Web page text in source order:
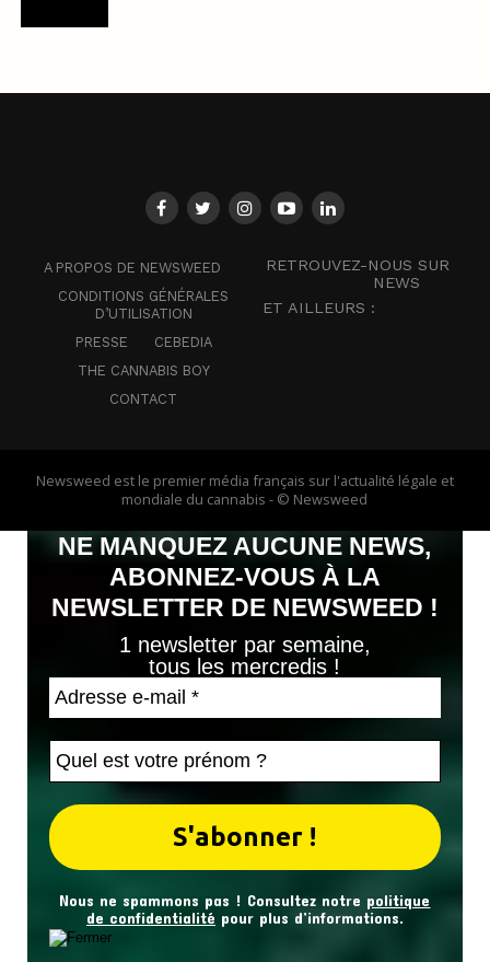
A PROPOS DE NEWSWEED
CONDITIONS GÉNÉRALES
D’UTILISATION
PRESSE
CEBEDIA
THE CANNABIS BOY
CONTACT
RETROUVEZ-NOUS SUR
NEWS
ET AILLEURS :
Newsweed est le premier média français sur l'actualité légale et
mondiale du cannabis - © Newsweed
NE MANQUEZ AUCUNE NEWS,
ABONNEZ-VOUS À LA
NEWSLETTER DE NEWSWEED !
1 newsletter par semaine,
tous les mercredis !
Nous ne spammons pas ! Consultez notre politique
de confidentialité pour plus d’informations.